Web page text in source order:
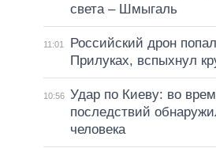
света – Шмыгаль
11:01
Российский дрон
Прилуках, вспыхнул
10:56 Удар по Киеву: во
последствий
человека